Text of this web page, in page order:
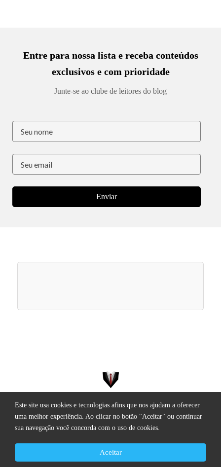
Este site usa cookies e tecnologias afins que nos ajudam a oferecer
uma melhor experiência. Ao clicar no botão "Aceitar" ou continuar
sua navegação você concorda com o uso de cookies.
Aceitar
Entre para nossa lista e receba conteúdos
exclusivos e com prioridade
Junte-se ao clube de leitores do blog
Enviar
Todos os direitos reservados.